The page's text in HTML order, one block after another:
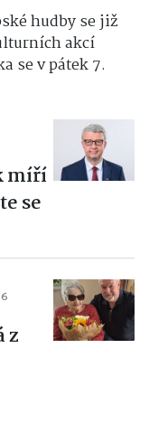
hudby se již
akcí
se v pátek 7.
míří
se
z